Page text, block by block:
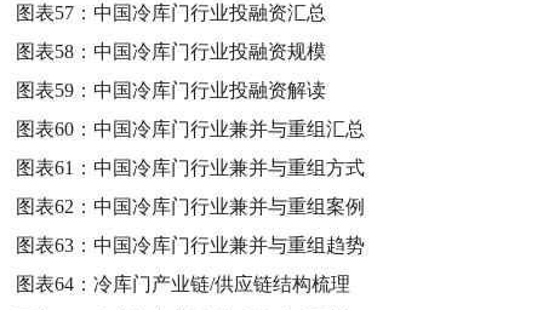
图表57：中国冷库门行业投融资汇总
图表58：中国冷库门行业投融资规模
图表59：中国冷库门行业投融资解读
图表60：中国冷库门行业兼并与重组汇总
图表61：中国冷库门行业兼并与重组方式
图表62：中国冷库门行业兼并与重组案例
图表63：中国冷库门行业兼并与重组趋势
图表64：冷库门产业链/供应链结构梳理